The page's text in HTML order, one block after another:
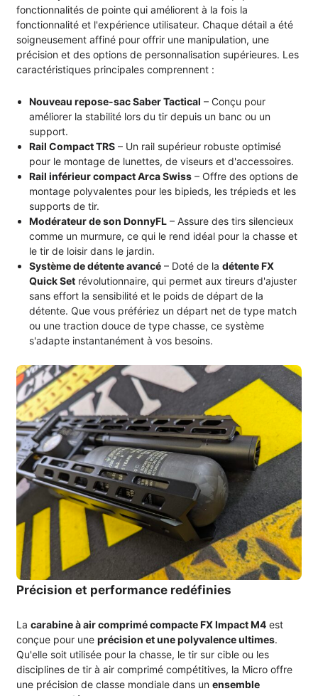
fonctionnalités de pointe qui améliorent à la fois la
fonctionnalité et l'expérience utilisateur. Chaque détail a été
soigneusement affiné pour offrir une manipulation, une
précision et des options de personnalisation supérieures. Les
caractéristiques principales comprennent :
Nouveau repose-sac Saber Tactical – Conçu pour
améliorer la stabilité lors du tir depuis un banc ou un
support.
Rail Compact TRS – Un rail supérieur robuste optimisé
pour le montage de lunettes, de viseurs et d'accessoires.
Rail inférieur compact Arca Swiss – Offre des options de
montage polyvalentes pour les bipieds, les trépieds et les
supports de tir.
Modérateur de son DonnyFL – Assure des tirs silencieux
comme un murmure, ce qui le rend idéal pour la chasse et
le tir de loisir dans le jardin.
Système de détente avancé – Doté de la détente FX
Quick Set révolutionnaire, qui permet aux tireurs d'ajuster
sans effort la sensibilité et le poids de départ de la
détente. Que vous préfériez un départ net de type match
ou une traction douce de type chasse, ce système
s'adapte instantanément à vos besoins.
Précision et performance redéfinies
La carabine à air comprimé compacte FX Impact M4 est
conçue pour une précision et une polyvalence ultimes.
Qu'elle soit utilisée pour la chasse, le tir sur cible ou les
disciplines de tir à air comprimé compétitives, la Micro offre
une précision de classe mondiale dans un ensemble